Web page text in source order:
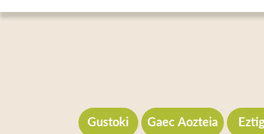
Gustoki Gaec Aozteia